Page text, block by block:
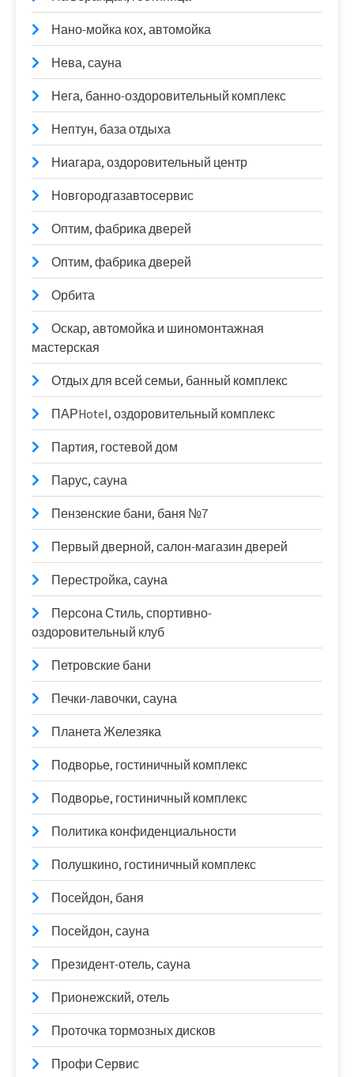
Нано-мойка кох, автомойка
Нева, сауна
Нега, банно-оздоровительный комплекс
Нептун, база отдыха
Ниагара, оздоровительный центр
Новгородгазавтосервис
Оптим, фабрика дверей
Оптим, фабрика дверей
Орбита
Оскар, автомойка и шиномонтажная
мастерская
Отдых для всей семьи, банный комплекс
ПАРHotel, оздоровительный комплекс
Партия, гостевой дом
Парус, сауна
Пензенские бани, баня №7
Первый дверной, салон-магазин дверей
Перестройка, сауна
Персона Стиль, спортивно-
оздоровительный клуб
Петровские бани
Печки-лавочки, сауна
Планета Железяка
Подворье, гостиничный комплекс
Подворье, гостиничный комплекс
Политика конфиденциальности
Полушкино, гостиничный комплекс
Посейдон, баня
Посейдон, сауна
Президент-отель, сауна
Прионежский, отель
Проточка тормозных дисков
Профи Сервис